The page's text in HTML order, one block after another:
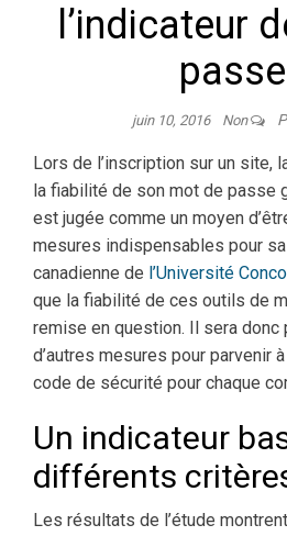
l’indicateur
juin 10, 2016 Non
Lors de l’inscription sur un
la fiabilité de son mot de passe
est jugée comme un moyen
mesures indispensables pour
canadienne de l’Université
que la fiabilité de ces outils de
remise en question. Il sera donc
d’autres mesures pour parvenir
code de sécurité pour chaque
Un indicateur
différents
Les résultats de l’étude